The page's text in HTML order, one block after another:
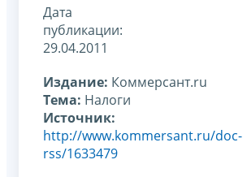
Дата
публикации:
29.04.2011
Издание: Коммерсант.ru
Тема: Налоги
Источник:
http://www.kommersant.ru/doc-
rss/1633479